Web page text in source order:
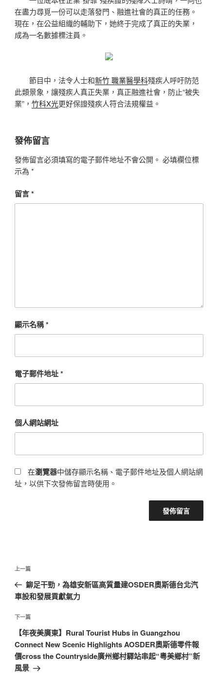
在盡力尋覓一份可以走落發門、融進社會的真正的任務。
現在，在公益組織的輔助下，她終于完成了真正的失業，
成為一名數據標注員。
節目中，法令人士和新竹 職業醫學科殘疾人呼吁防范
此類景象，讓殘疾人真正失業，真正融進社會，防止“被失
業”， 竹科X光更好保證殘疾人符合法規權益。
發佈留言
發佈留言必須填寫的電子郵件地址不會公開。 必填欄位標
示為 *
留言*
顯示名稱*
電子郵件地址*
個人網站網址
在瀏覽器中儲存顯示名稱、電子郵件地址及個人網站網
址，以供下次發佈留言時使用。
文
導
覽
上
一
篇
章
上一篇
鉚足干勁，為雄安新區高質量建OSDER奧斯德台北汽
車設和發展貢獻氣力
下
一
篇
文
章
下一篇
【年夜美廣東】Rural Tourist Hubs in Guangzhou
Connect New Scenic Highlights AOSDER奧斯德零件報
價cross the Countryside廣州鄉村驛站串起“粵美鄉村”新
風景